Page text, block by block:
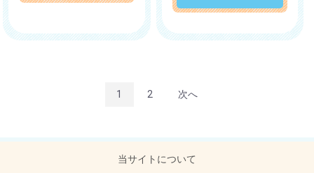
1 2 次へ
当サイトについて